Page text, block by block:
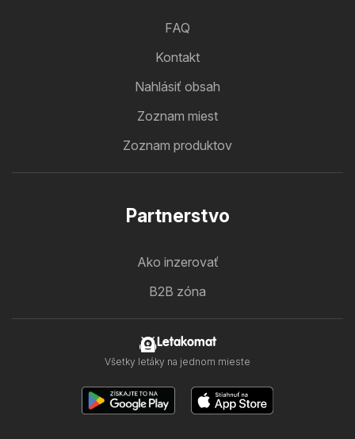
FAQ
Kontakt
Nahlásiť obsah
Zoznam miest
Zoznam produktov
Partnerstvo
Ako inzerovať
B2B zóna
Letakomat
Všetky letáky na jednom mieste